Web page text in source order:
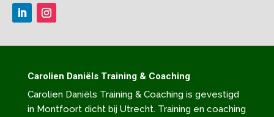
Carolien Daniëls Training & Coaching
Carolien Daniëls Training & Coaching is gevestigd
in Montfoort dicht bij Utrecht. Training en coaching